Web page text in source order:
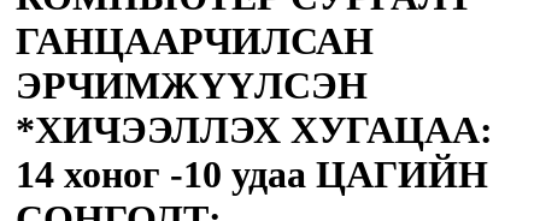
ГАНЦААРЧИЛСАН
ЭРЧИМЖҮҮЛСЭН
*ХИЧЭЭЛЛЭХ ХУГАЦАА:
14 хоног -10 удаа ЦАГИЙН